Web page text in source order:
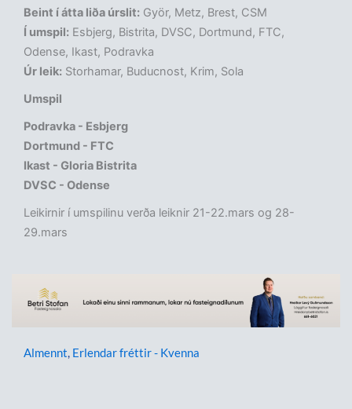
Beint í átta liða úrslit: Györ, Metz, Brest, CSM
Í umspil: Esbjerg, Bistrita, DVSC, Dortmund, FTC,
Odense, Ikast, Podravka
Úr leik: Storhamar, Buducnost, Krim, Sola
Umspil
Podravka - Esbjerg
Dortmund - FTC
Ikast - Gloria Bistrita
DVSC - Odense
Leikirnir í umspilinu verða leiknir 21-22.mars og 28-
29.mars
Almennt, Erlendar fréttir - Kvenna